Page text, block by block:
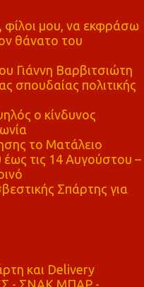
φίλοι μου, να εκφράσω
θάνατο του
Γιάννη Βαρβιτσιώτη
σπουδαίας πολιτικής
ο κίνδυνος
το Ματάλειο
έως τις 14 Αυγούστου –
Σπάρτης για
και Delivery
- ΣΝΑΚ ΜΠΑΡ -